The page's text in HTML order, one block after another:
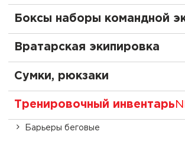
Боксы наборы командной
Вратарская экипировка
Сумки, рюкзаки
Тренировочный инвентарь
Барьеры беговые